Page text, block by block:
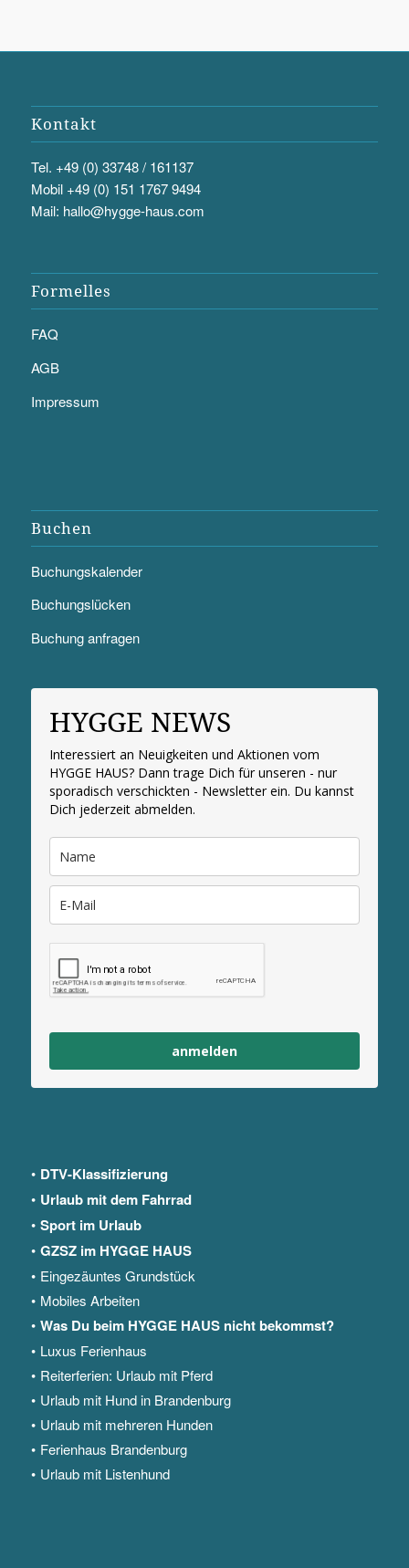
Kontakt
Tel. +49 (0) 33748 / 161137
Mobil +49 (0) 151 1767 9494
Mail: hallo@hygge-haus.com
Formelles
FAQ
AGB
Impressum
Buchen
Buchungskalender
Buchungslücken
Buchung anfragen
HYGGE NEWS
Interessiert an Neuigkeiten und Aktionen vom
HYGGE HAUS? Dann trage Dich für unseren - nur
sporadisch verschickten - Newsletter ein. Du kannst
Dich jederzeit abmelden.
anmelden
DTV-Klassifizierung
Urlaub mit dem Fahrrad
Sport im Urlaub
GZSZ im HYGGE HAUS
Eingezäuntes Grundstück
Mobiles Arbeiten
Was Du beim HYGGE HAUS nicht bekommst?
Luxus Ferienhaus
Reiterferien: Urlaub mit Pferd
Urlaub mit Hund in Brandenburg
Urlaub mit mehreren Hunden
Ferienhaus Brandenburg
Urlaub mit Listenhund